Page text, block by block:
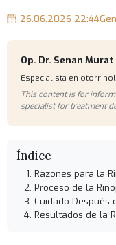
26.06.2026 22:44
Op. Dr. Senan Murat
Especialista en
This content is for
specialist for treatment
Índice
Razones para la
Proceso de la
Cuidado Después
Resultados de la